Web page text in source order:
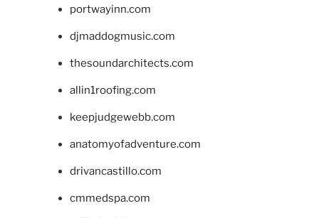
portwayinn.com
djmaddogmusic.com
thesoundarchitects.com
allin1roofing.com
keepjudgewebb.com
anatomyofadventure.com
drivancastillo.com
cmmedspa.com